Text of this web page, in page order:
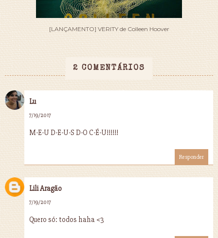
[LANÇAMENTO] VERITY de Colleen Hoover
2 COMENTÁRIOS
Lu
7/19/2017
M-E-U D-E-U-S D-O C-É-U!!!!!!
Responder
Lili Aragão
7/19/2017
Quero só: todos haha <3